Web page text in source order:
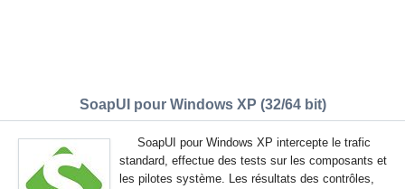
SoapUI pour Windows XP (32/64 bit)
SoapUI pour Windows XP intercepte le trafic
standard, effectue des tests sur les composants et
les pilotes système. Les résultats des contrôles,